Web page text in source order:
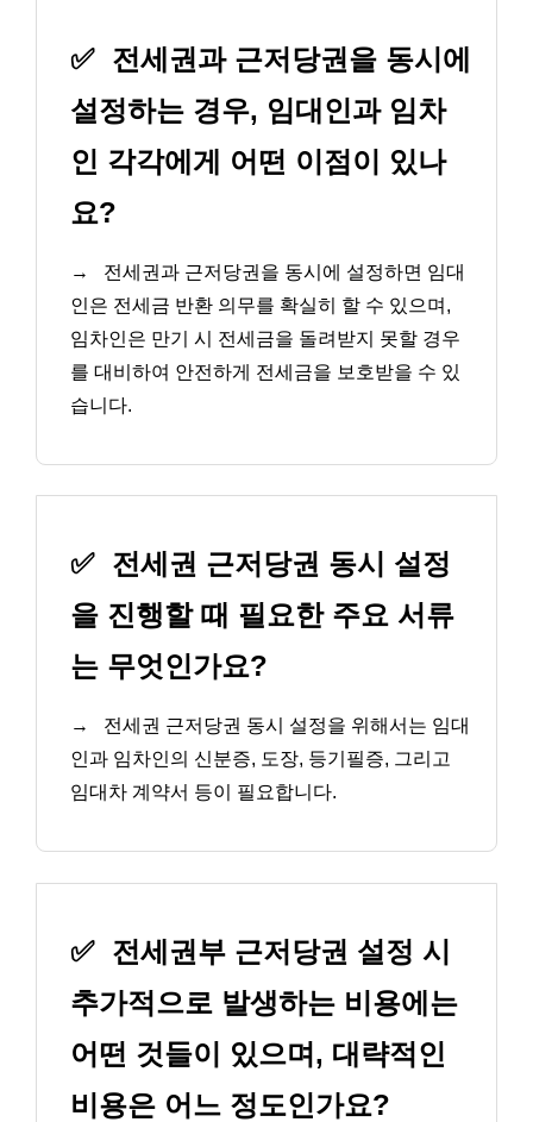
✅ 전세권과 근저당권을 동시에
설정하는 경우, 임대인과 임차
인 각각에게 어떤 이점이 있나
요?
→
전세권과 근저당권을 동시에 설정하면 임대
인은 전세금 반환 의무를 확실히 할 수 있으며,
임차인은 만기 시 전세금을 돌려받지 못할 경우
를 대비하여 안전하게 전세금을 보호받을 수 있
습니다.
✅ 전세권 근저당권 동시 설정
을 진행할 때 필요한 주요 서류
는 무엇인가요?
→
전세권 근저당권 동시 설정을 위해서는 임대
인과 임차인의 신분증, 도장, 등기필증, 그리고
임대차 계약서 등이 필요합니다.
✅ 전세권부 근저당권 설정 시
추가적으로 발생하는 비용에는
어떤 것들이 있으며, 대략적인
비용은 어느 정도인가요?